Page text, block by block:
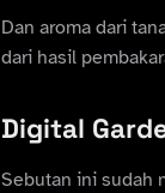
Dan aroma dari
dari hasil
Digital
Sebutan ini sudah